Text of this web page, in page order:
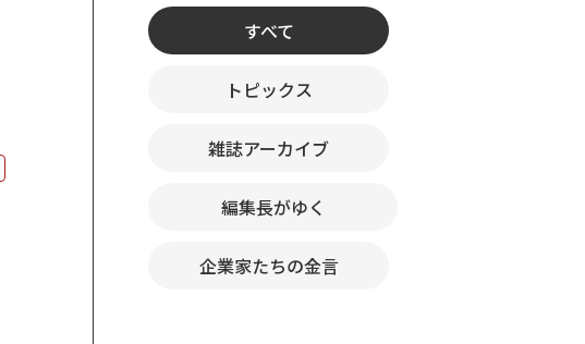
すべて
トピックス
雑誌アーカイブ
編集長がゆく
企業家たちの金言